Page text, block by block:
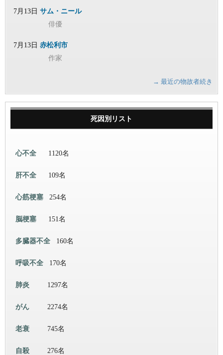
7月13日 サム・ニール
俳優
7月13日 赤松利市
作家
→ 最近の物故者続き
死因別リスト
心不全 1120名
肝不全 109名
心筋梗塞 254名
脳梗塞 151名
多臓器不全 160名
呼吸不全 170名
肺炎 1297名
がん 2274名
老衰 745名
自殺 276名